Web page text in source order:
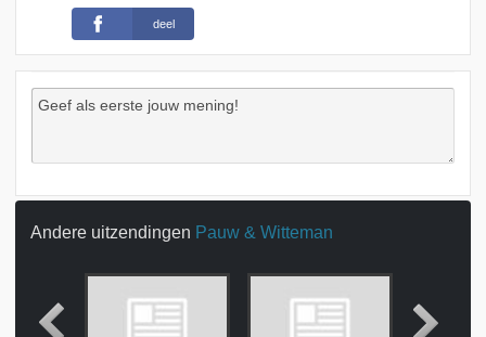
deel
Andere uitzendingen Pauw & Witteman